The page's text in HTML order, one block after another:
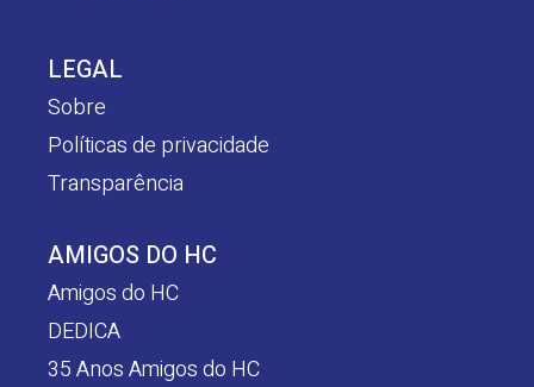
LEGAL
Sobre
Políticas de privacidade
Transparência
AMIGOS DO HC
Amigos do HC
DEDICA
35 Anos Amigos do HC